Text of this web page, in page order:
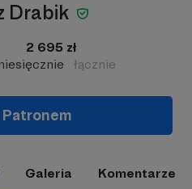
Drabik
2 695 zł
łącznie
Galeria Komentarze